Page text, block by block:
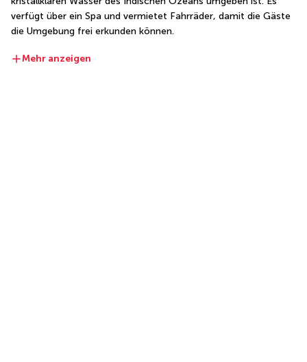
verfügt über ein Spa und vermietet Fahrräder, damit die Gäste
die Umgebung frei erkunden können.
Mehr anzeigen